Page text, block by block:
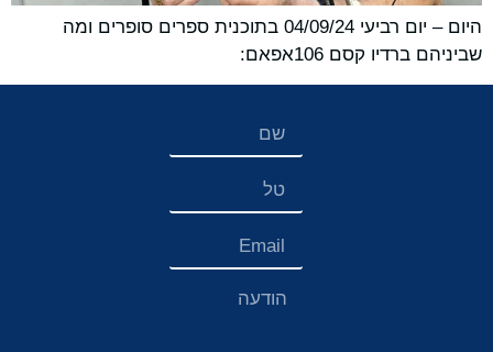
היום – יום רביעי 04/09/24 בתוכנית ספרים סופרים ומה
שביניהם ברדיו קסם 106אפאם: